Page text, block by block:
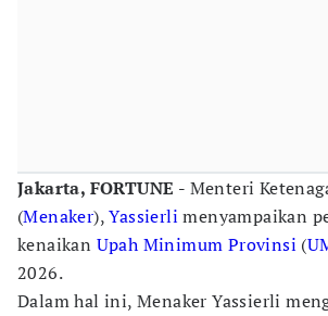
Jakarta, FORTUNE - Menteri
(Menaker),Yassierli menyampaikan
kenaikan Upah Minimum Provinsi (
2026.
Dalam hal ini, Menaker Yassierli